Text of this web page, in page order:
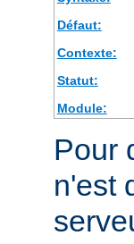
Défaut:
Contexte:
Statut:
Module:
Pour
n'est